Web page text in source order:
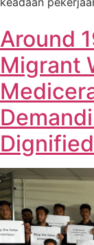
Around
Migrant